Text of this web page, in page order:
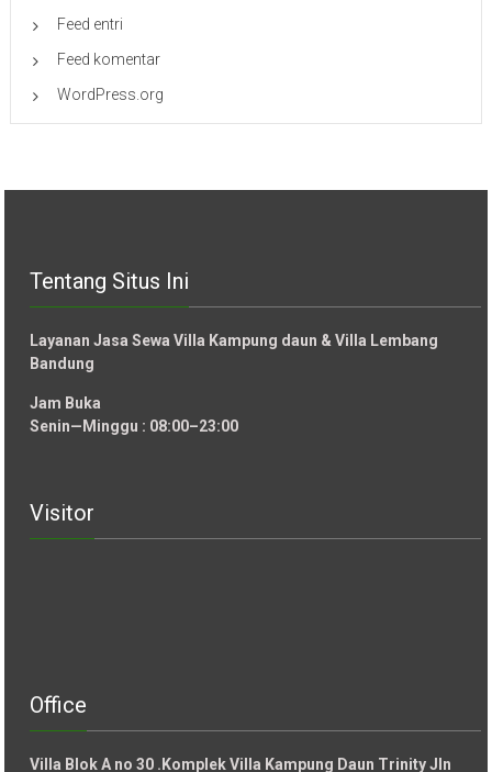
Feed entri
Feed komentar
WordPress.org
Tentang Situs Ini
Layanan Jasa Sewa Villa Kampung daun & Villa Lembang
Bandung
Jam Buka
Senin—Minggu : 08:00–23:00
Visitor
Office
Villa Blok A no 30 .Komplek Villa Kampung Daun Trinity Jln